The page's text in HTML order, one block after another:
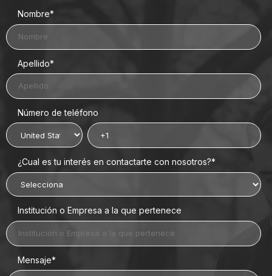
Nombre*
Apellido*
Número de teléfono
¿Cual es tu interés en contactarte con nosotros?*
Institución o Empresa a la que pertenece
Mensaje*